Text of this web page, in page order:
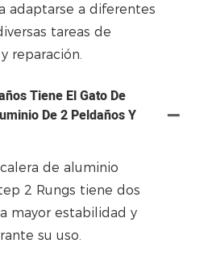
adaptarse a diferentes
tareas de
reparación.
Tiene El Gato De
De 2 Peldaños Y
de aluminio
2 Rungs tiene dos
mayor estabilidad y
su uso.